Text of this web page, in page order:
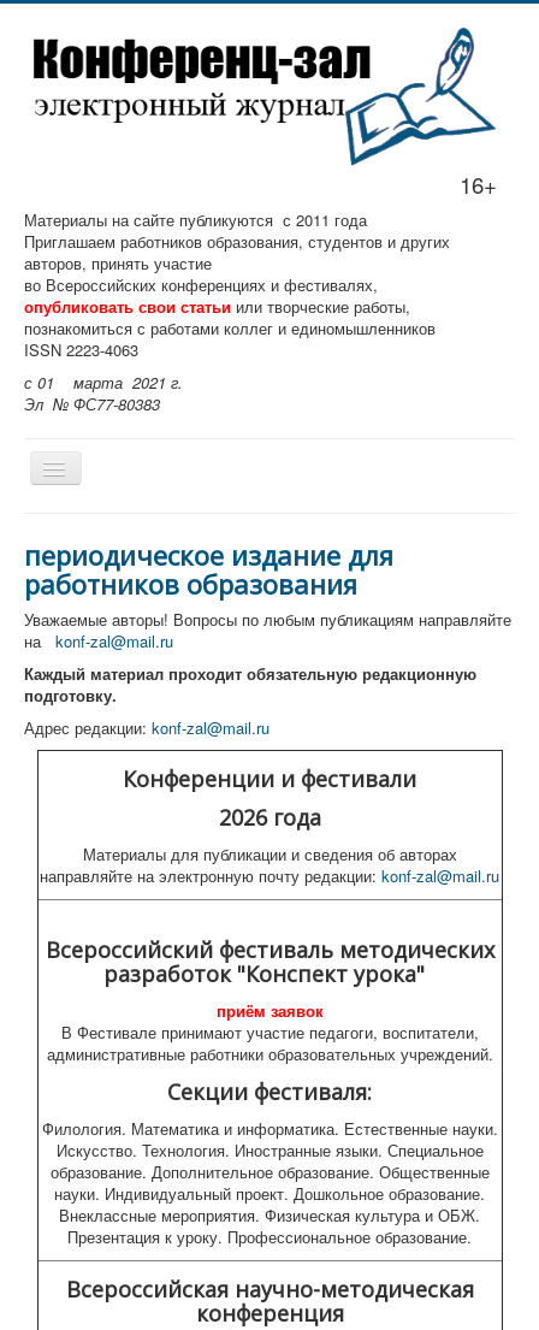
16+
Материалы на сайте публикуются с 2011 года
Приглашаем работников образования, студентов и других
авторов, принять участие
во Всероссийских конференциях и фестивалях,
опубликовать свои статьи или творческие работы,
познакомиться с работами коллег и единомышленников
ISSN 2223-4063
с 01 марта 2021 г.
Эл № ФС77-80383
О журнале "Конференц-зал"
Конференции (активные)
Фестивали
Архив
периодическое издание для
работников образования
Уважаемые авторы! Вопросы по любым публикациям направляйте
на konf-zal@mail.ru
Каждый материал проходит обязательную редакционную
подготовку.
Адрес редакции: konf-zal@mail.ru
Конференции и фестивали
2026 года
Материалы для публикации и сведения об авторах
направляйте на электронную почту редакции: konf-zal@mail.ru
Всероссийский фестиваль методических
разработок "Конспект урока"
приём заявок
В Фестивале принимают участие педагоги, воспитатели,
административные работники образовательных учреждений.
Секции фестиваля:
Филология. Математика и информатика. Естественные науки.
Искусство. Технология. Иностранные языки. Специальное
образование. Дополнительное образование. Общественные
науки. Индивидуальный проект. Дошкольное образование.
Внеклассные мероприятия. Физическая культура и ОБЖ.
Презентация к уроку. Профессиональное образование.
Всероссийская научно-методическая
конференция